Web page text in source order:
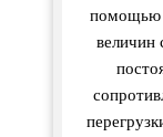
помощью
величин